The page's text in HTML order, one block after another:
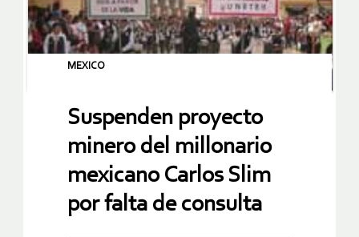
MEXICO
Suspenden proyecto
minero del millonario
mexicano Carlos Slim
por falta de consulta